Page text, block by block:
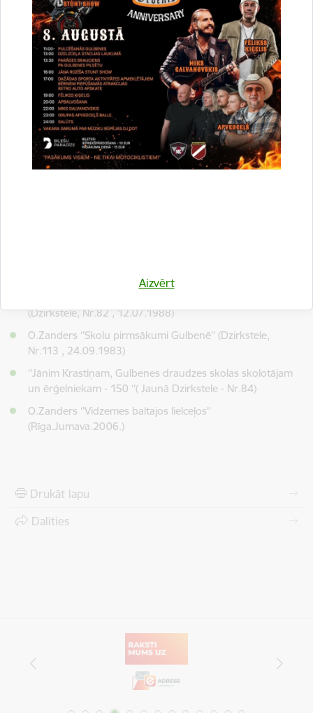
Aizvērt
izmērīt, cik ir aizdedzinātu siržu, klausoties viņa ērģeļspēlē.
Patiess prieks, ka arī jaunie Gulbenes mūzikas skolas
audzēkņi apgūst ērģeļspēles pamatus un tradicionāli ik vasaru
iepriecina savus klausītājus.
Pateicībā Jānim Krastiņam, Daira Karole.
Avoti:
(Dzirkstele, Nr.82 , 12.07.1988)
O.Zanders ‘’Skolu pirmsākumi Gulbenē’’ (Dzirkstele,
Nr.113 , 24.09.1983)
‘’Jānim Krastiņam, Gulbenes draudzes skolas skolotājam
un ērģelniekam - 150 ‘’( Jaunā Dzirkstele - Nr.84)
O.Zanders ‘’Vidzemes baltajos lielceļos’’
(Rīga.Jumava.2006.)
Drukāt lapu
Dalīties